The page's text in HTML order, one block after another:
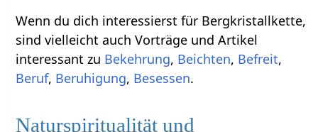
Wenn du dich interessierst für Bergkristallkette,
sind vielleicht auch Vorträge und Artikel
interessant zu Bekehrung, Beichten, Befreit,
Beruf, Beruhigung, Besessen.
Naturspiritualität und